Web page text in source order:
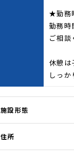
★勤務
勤務時
ご相
休憩は
しっ
施設形態
住所